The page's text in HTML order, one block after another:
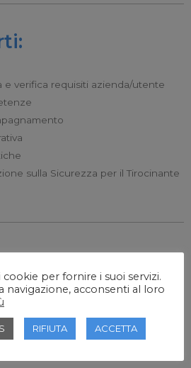
e verifica requisiti azienda/utente
sulla Sicurezza per il Tirocinante
un preventivo
numero di
scrivi una email a
per fornire i suoi servizi.
navigazione, acconsenti al loro
RIFIUTA ACCETTA